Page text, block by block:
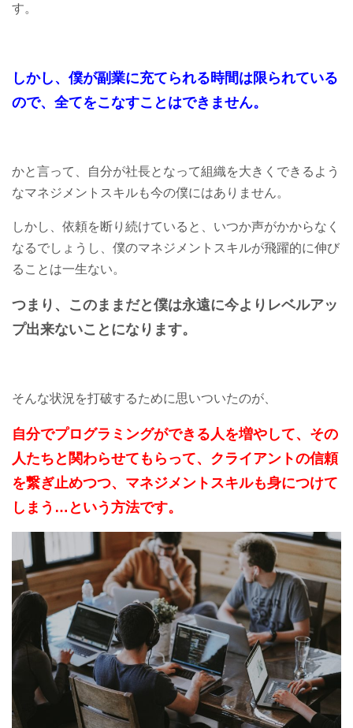
す。
しかし、僕が副業に充てられる時間は限られている
ので、全てをこなすことはできません。
かと言って、自分が社長となって組織を大きくできるよう
なマネジメントスキルも今の僕にはありません。
しかし、依頼を断り続けていると、いつか声がかからなく
なるでしょうし、僕のマネジメントスキルが飛躍的に伸び
ることは一生ない。
つまり、このままだと僕は永遠に今よりレベルアッ
プ出来ないことになります。
そんな状況を打破するために思いついたのが、
自分でプログラミングができる人を増やして、その
人たちと関わらせてもらって、クライアントの信頼
を繋ぎ止めつつ、マネジメントスキルも身につけて
しまう…という方法です。